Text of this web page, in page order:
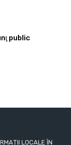
public
LOCALE ÎN